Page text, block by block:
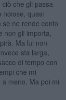
che gli passa
noiose, quasi
se ne rende conto
non gli importa,
Ma lui non
sta larga,
di tempo con
che mi
meno. Ma poi mi